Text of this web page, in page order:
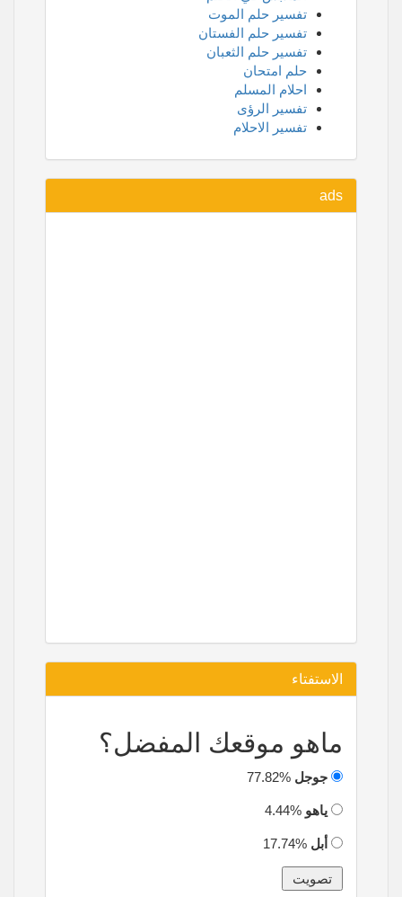
تفسير حلم الموت
تفسير حلم الفستان
تفسير حلم الثعبان
حلم امتحان
احلام المسلم
تفسير الرؤى
تفسير الاحلام
ads
الاستفتاء
ماهو موقعك المفضل؟
جوجل
ياهو
أبل